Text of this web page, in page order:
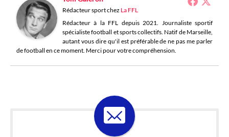
Rédacteur sportchez La FFL
Rédacteur à la FFL depuis 2021. Journaliste sportif
spécialiste football et sports collectifs. Natif de Marseille,
autant vous dire qu'il est préférable de ne pas me parler
de football en ce moment. Merci pour votre compréhension.